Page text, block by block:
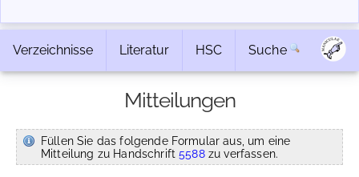
Verzeichnisse Literatur HSC Suche
Mitteilungen
Füllen Sie das folgende Formular aus, um eine
Mitteilung zu Handschrift5588zu verfassen.